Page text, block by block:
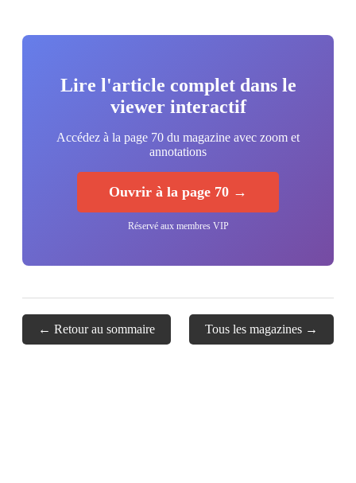
Lire l'article complet dans le
viewer interactif
Accédez à la page 70 du magazine avec zoom et
annotations
Ouvrir à la page 70 →
Réservé aux membres VIP
← Retour au sommaire Tous les magazines →